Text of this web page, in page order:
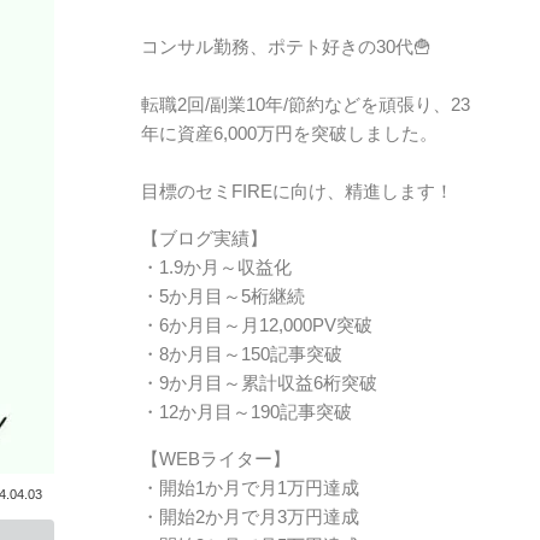
コンサル勤務、ポテト好きの30代🍟
転職2回/副業10年/節約などを頑張り、23
年に資産6,000万円を突破しました。
目標のセミFIREに向け、精進します！
【ブログ実績】
・1.9か月～収益化
・5か月目～5桁継続
・6か月目～月12,000PV突破
・8か月目～150記事突破
・9か月目～累計収益6桁突破
・12か月目～190記事突破
【WEBライター】
・開始1か月で月1万円達成
・開始2か月で月3万円達成